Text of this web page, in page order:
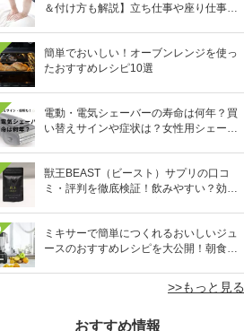
＆付け方も解説】立ち仕事や座り仕事、
簡単でおいしい！オーブンレンジを使っ
たおすすめレシピ10選
電動・電気シェーバーの寿命は何年？買
い替えサインや症状は？女性用シェーバ
獣王BEAST（ビースト）サプリの口コ
ミ・評判を徹底検証！飲みやすい？効果
ミキサーで簡単につくれるおいしいジュ
ースのおすすめレシピを大公開！朝食や
>>もっと見る
おすすめ情報